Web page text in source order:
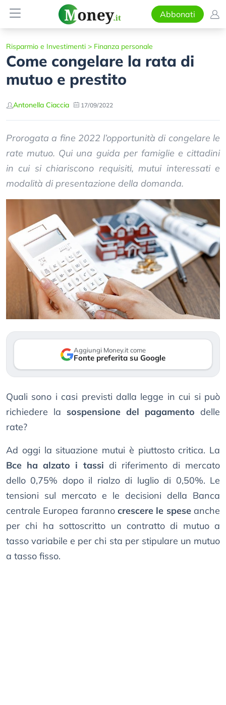
Abbonati
Risparmio e Investimenti > Finanza personale
Come congelare la rata di
mutuo e prestito
Antonella Ciaccia 17/09/2022
Prorogata a fine 2022 l’opportunità di congelare le
rate mutuo. Qui una guida per famiglie e cittadini
in cui si chiariscono requisiti, mutui interessati e
modalità di presentazione della domanda.
Aggiungi Money.it come
Fonte preferita su Google
Quali sono i casi previsti dalla legge in cui si può
richiedere la sospensione del pagamento delle
rate?
Ad oggi la situazione mutui è piuttosto critica. La
Bce ha alzato i tassi di riferimento di mercato
dello 0,75% dopo il rialzo di luglio di 0,50%. Le
tensioni sul mercato e le decisioni della Banca
centrale Europea faranno crescere le speseanche
per chi ha sottoscritto un contratto di mutuo a
tasso variabile e per chi sta per stipulare un mutuo
a tasso fisso.